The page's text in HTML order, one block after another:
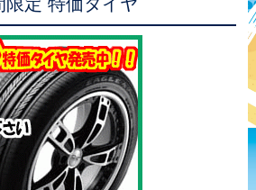
限定 特価タイヤ